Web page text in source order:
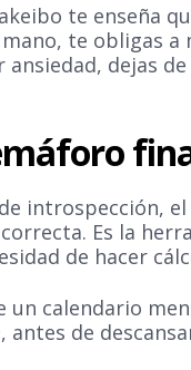
te enseña
te obligas
dejas
introspección,
Es la
de hacer
un calendario
antes de